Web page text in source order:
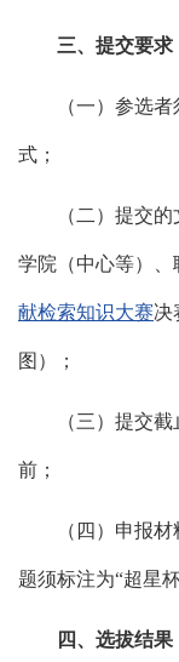
三、提交要求
（一）参选
式；
（二）提交
学院（中心等）、
献检索知识大赛决
图）；
（三）提交
前；
（四）申报
题须标注为“超星
四、选拔结果